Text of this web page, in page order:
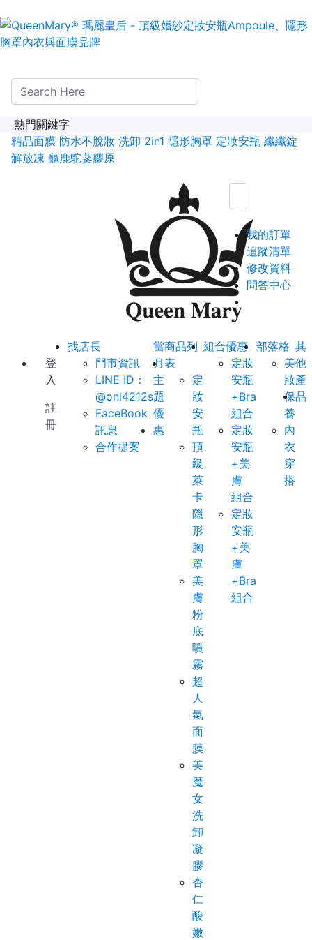
熱門關鍵字
精品面膜 防水不脫妝 洗卸 2in1 隱形胸罩 定妝安瓶 纖纖錠
解放凍 龜鹿鴕蔘膠原
我的訂單
追蹤清單
修改資料
問答中心
登
入
註
冊
找店長
門市資訊
LINE ID：
@onl4212s
FaceBook
訊息
合作提案
當
月
主
題
優
惠
商品列
表
定
妝
安
瓶
頂
級
萊
卡
隱
形
胸
罩
美
膚
粉
底
噴
霧
超
人
氣
面
膜
美
魔
女
洗
卸
凝
膠
杏
仁
酸
嫩
組合優惠
定妝
安瓶
+Bra
組合
定妝
安瓶
+美
膚
組合
定妝
安瓶
+美
膚
+Bra
組合
部落格
美
妝
保
養
內
衣
穿
搭
其
他
產
品